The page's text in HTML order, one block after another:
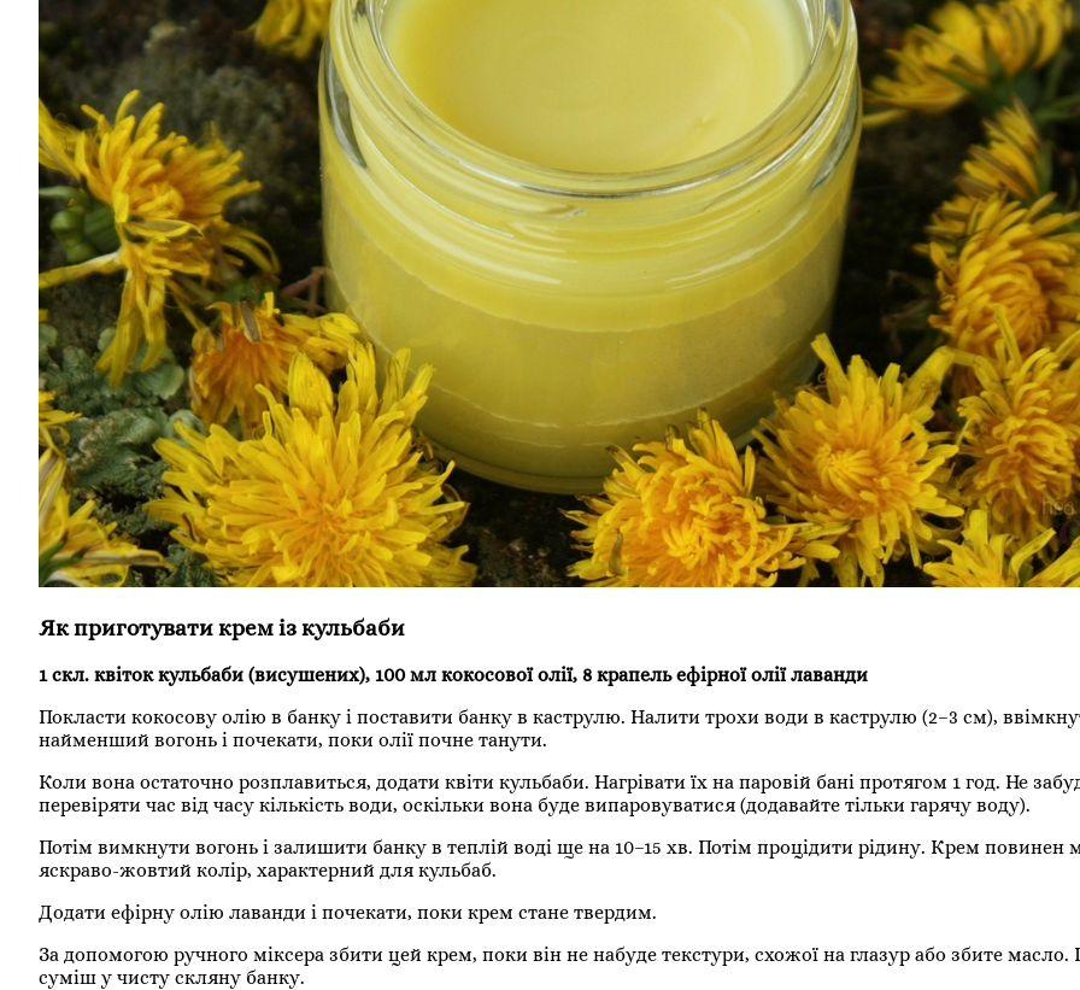
Як приготувати крем із кульбаби
1 скл. квіток кульбаби (висушених), 100 мл кокосової олії, 8 крапель ефірної олії лаванди
Покласти кокосову олію в банку і поставити банку в каструлю. Налити трохи води в каструлю (2–3 см),
найменший вогонь і почекати, поки олії почне танути.
Коли вона остаточно розплавиться, додати квіти кульбаби. Нагрівати їх на паровій бані протягом 1 год. Не
перевіряти час від часу кількість води, оскільки вона буде випаровуватися (додавайте тільки гарячу воду).
Потім вимкнути вогонь і залишити банку в теплій воді ще на 10–15 хв. Потім процідити рідину. Крем повинен
яскраво-жовтий колір, характерний для кульбаб.
Додати ефірну олію лаванди і почекати, поки крем стане твердим.
За допомогою ручного міксера збити цей крем, поки він не набуде текстури, схожої на глазур або збите масло.
суміш у чисту скляну банку.